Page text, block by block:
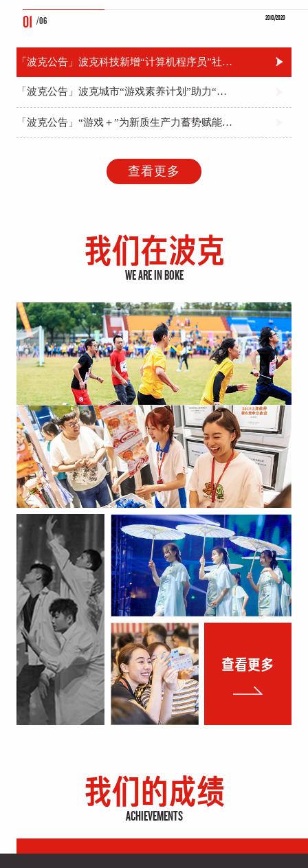
01 /06 2010/2020
「波克公告」波克科技新增“计算机程序员”社会化职业技能评价项目顺利通过评估
「波克公告」波克城市“游戏素养计划”助力“清朗浦江·2024”专项行动 ，筑牢清朗网络空间
「波克公告」“游戏＋”为新质生产力蓄势赋能，波克城市荣获“全国五一劳动奖状”
查看更多
我们在波克
WE ARE IN BOKE
查看更多
我们的成绩
ACHIEVEMENTS